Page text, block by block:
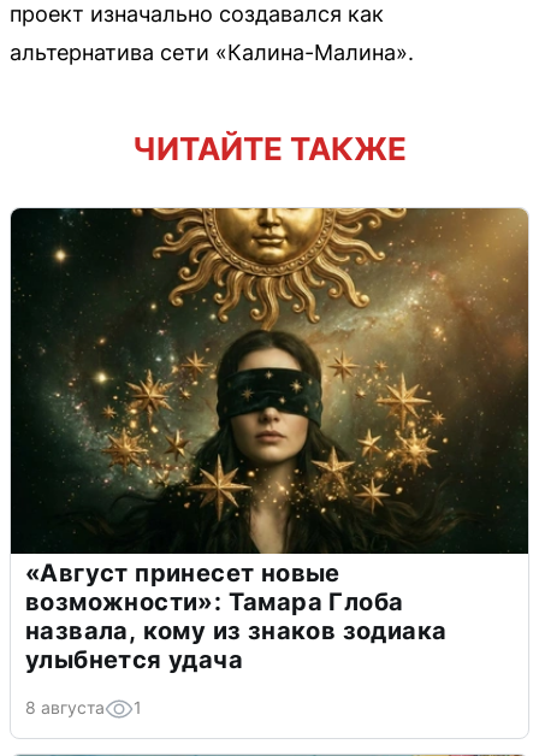
проект изначально создавался как
альтернатива сети «Калина-Малина».
ЧИТАЙТЕ ТАКЖЕ
«Август принесет новые
возможности»: Тамара Глоба
назвала, кому из знаков зодиака
улыбнется удача
8 августа 1